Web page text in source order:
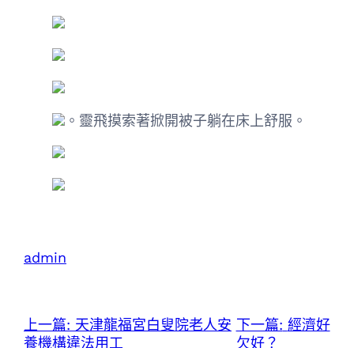
。靈飛摸索著掀開被子躺在床上舒服。
admin
上一篇: 天津龍福宮白叟院老人安
養機構違法用工
下一篇: 經濟好
欠好？